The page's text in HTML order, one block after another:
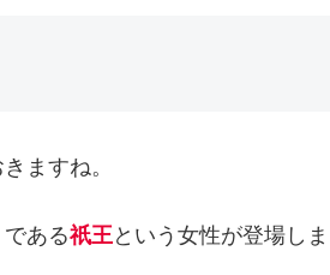
ますね。
である祇王という女性が登場しま